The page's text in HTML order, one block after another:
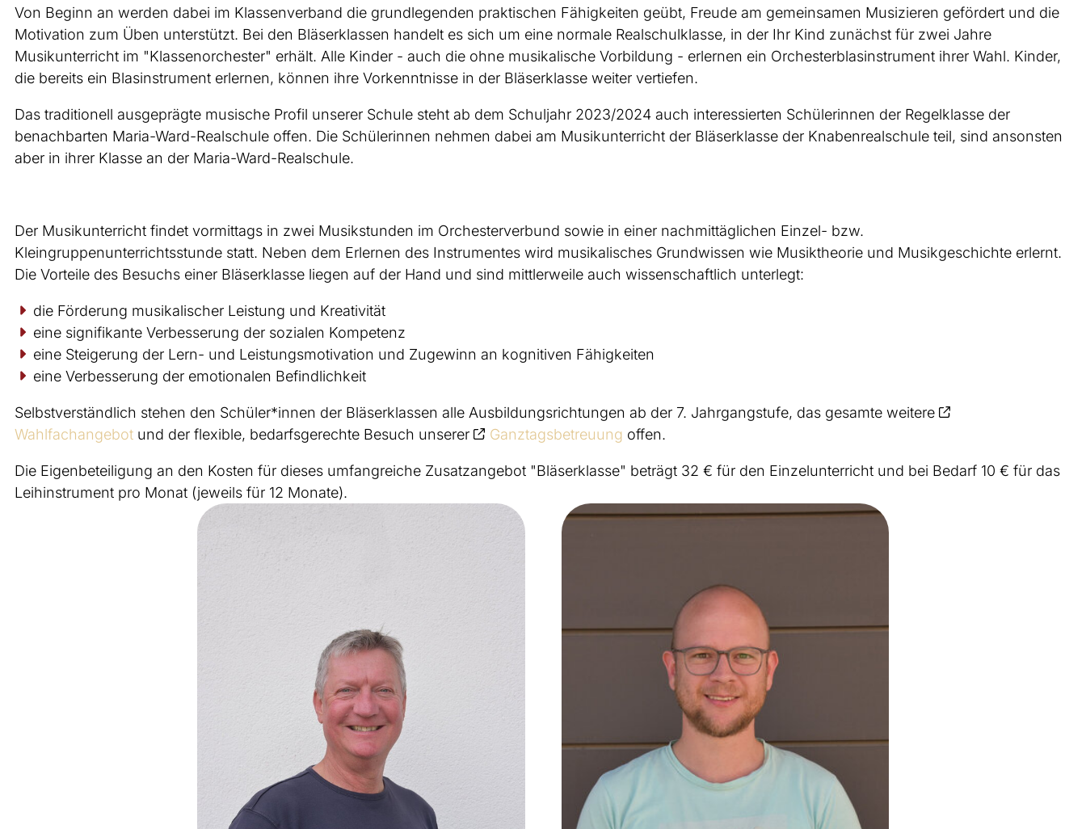
Von Beginn an werden dabei im Klassenverband die grundlegenden praktischen Fähigkeiten geübt, Freude am gemeinsamen Musizieren gefördert und die
Motivation zum Üben unterstützt. Bei den Bläserklassen handelt es sich um eine normale Realschulklasse, in der Ihr Kind zunächst für zwei Jahre
Musikunterricht im "Klassenorchester" erhält. Alle Kinder - auch die ohne musikalische Vorbildung - erlernen ein Orchesterblasinstrument ihrer Wahl. Kinder,
die bereits ein Blasinstrument erlernen, können ihre Vorkenntnisse in der Bläserklasse weiter vertiefen.
Das traditionell ausgeprägte musische Profil unserer Schule steht ab dem Schuljahr 2023/2024 auch interessierten Schülerinnen der Regelklasse der
benachbarten Maria-Ward-Realschule offen. Die Schülerinnen nehmen dabei am Musikunterricht der Bläserklasse der Knabenrealschule teil, sind ansonsten
aber in ihrer Klasse an der Maria-Ward-Realschule.
Der Musikunterricht findet vormittags in zwei Musikstunden im Orchesterverbund sowie in einer nachmittäglichen Einzel- bzw.
Kleingruppenunterrichtsstunde statt. Neben dem Erlernen des Instrumentes wird musikalisches Grundwissen wie Musiktheorie und Musikgeschichte erlernt.
Die Vorteile des Besuchs einer Bläserklasse liegen auf der Hand und sind mittlerweile auch wissenschaftlich unterlegt:
die Förderung musikalischer Leistung und Kreativität
eine signifikante Verbesserung der sozialen Kompetenz
eine Steigerung der Lern- und Leistungsmotivation und Zugewinn an kognitiven Fähigkeiten
eine Verbesserung der emotionalen Befindlichkeit
Selbstverständlich stehen den Schüler*innen der Bläserklassen alle Ausbildungsrichtungen ab der 7. Jahrgangstufe, das gesamte weitere
Wahlfachangebot und der flexible, bedarfsgerechte Besuch unserer Ganztagsbetreuung offen.
Die Eigenbeteiligung an den Kosten für dieses umfangreiche Zusatzangebot "Bläserklasse" beträgt 32 € für den Einzelunterricht und bei Bedarf 10 € für das
Leihinstrument pro Monat (jeweils für 12 Monate).